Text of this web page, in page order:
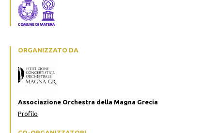
ORGANIZZATO DA
Associazione Orchestra della Magna Grecia
Profilo